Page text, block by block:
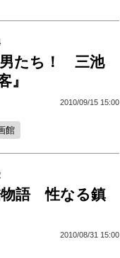
男たち！ 三池
』
2010/09/15 15:00
館
物語 性なる鎮
2010/08/31 15:00